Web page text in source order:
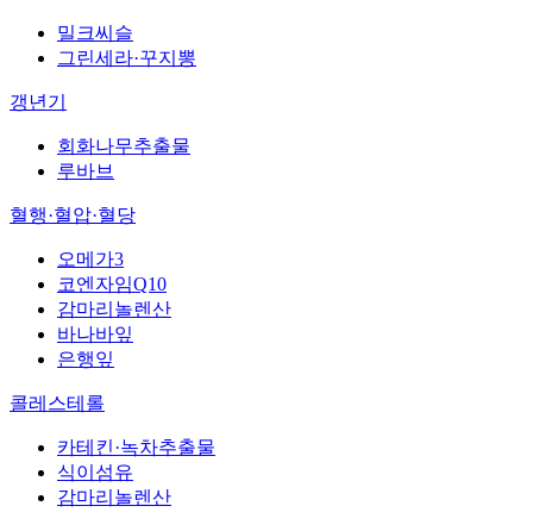
밀크씨슬
그린세라·꾸지뽕
갱년기
회화나무추출물
루바브
혈행·혈압·혈당
오메가3
코엔자임Q10
감마리놀렌산
바나바잎
은행잎
콜레스테롤
카테킨·녹차추출물
식이섬유
감마리놀렌산